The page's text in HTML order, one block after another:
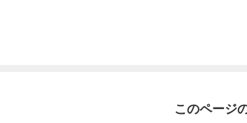
このページ